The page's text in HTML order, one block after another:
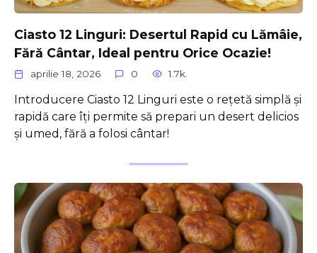
Ciasto 12 Linguri: Desertul Rapid cu Lămâie,
Fără Cântar, Ideal pentru Orice Ocazie!
aprilie 18, 2026 0 1.7k.
Introducere Ciasto 12 Linguri este o rețetă simplă și
rapidă care îți permite să prepari un desert delicios
și umed, fără a folosi cântar!